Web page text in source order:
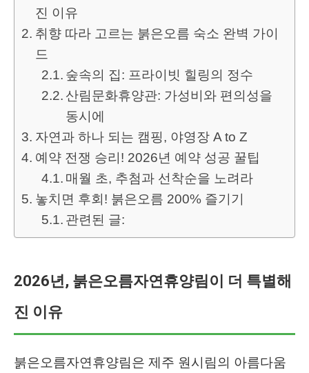
진 이유
취향 따라 고르는 붉은오름 숙소 완벽 가이
드
숲속의 집: 프라이빗 힐링의 정수
산림문화휴양관: 가성비와 편의성을
동시에
자연과 하나 되는 캠핑, 야영장 A to Z
예약 전쟁 승리! 2026년 예약 성공 꿀팁
매월 초, 추첨과 선착순을 노려라
놓치면 후회! 붉은오름 200% 즐기기
관련된 글:
2026년, 붉은오름자연휴양림이 더 특별해
진 이유
붉은오름자연휴양림은 제주 원시림의 아름다움